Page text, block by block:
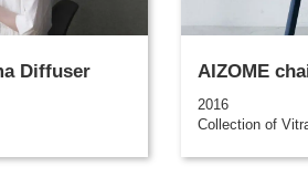
Diffuser AIZOME
2016
Collection of